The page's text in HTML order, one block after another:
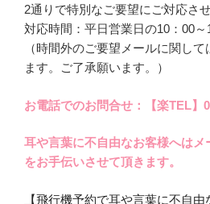
2通りで特別なご要望にご対応さ
対応時間：平日営業日の10：00～
（時間外のご要望メールに関し
ます。ご了承願います。）
お電話でのお問合せ：【楽TEL】
耳や言葉に不自由なお客様へは
をお手伝いさせて頂きます。
【飛行機予約で耳や言葉に不自